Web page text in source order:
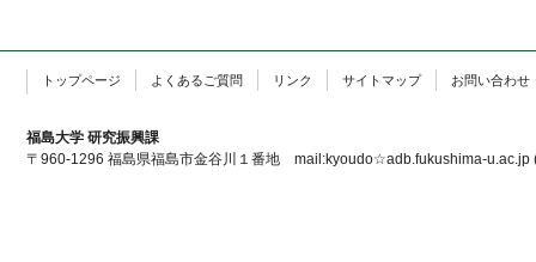
トップページ よくあるご質問 リンク サイトマップ お問い合わせ
福島大学 研究振興課
〒960-1296 福島県福島市金谷川１番地 mail:kyoudo☆adb.fukushima-u.ac.jp